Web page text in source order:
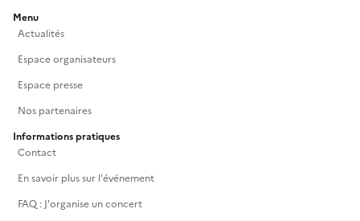
Menu
Actualités
Espace organisateurs
Espace presse
Nos partenaires
Informations pratiques
Contact
En savoir plus sur l'événement
FAQ : J'organise un concert